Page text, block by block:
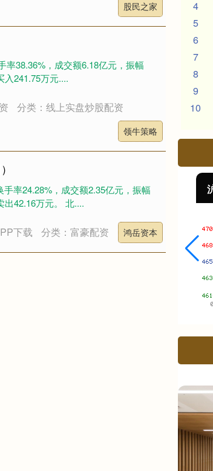
股民之家
率38.36%，成交额6.18亿元，振幅
入241.75万元....
分类：线上实盘炒股配资
领牛策略
率24.28%，成交额2.35亿元，振幅
42.16万元。 北....
下载 分类：富豪配资 鸿岳资本
4
5
6
7
8
9
10
4651.31 -6.85 -0.15%